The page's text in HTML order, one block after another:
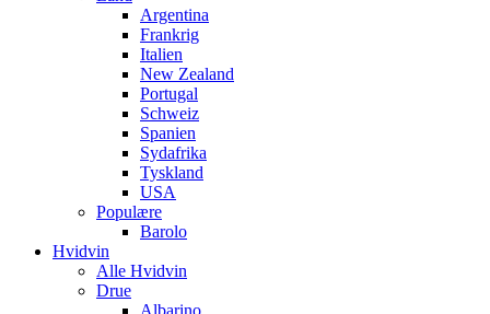
Argentina
Frankrig
Italien
New Zealand
Portugal
Schweiz
Spanien
Sydafrika
Tyskland
USA
Populære
Barolo
Hvidvin
Alle Hvidvin
Drue
Albarino